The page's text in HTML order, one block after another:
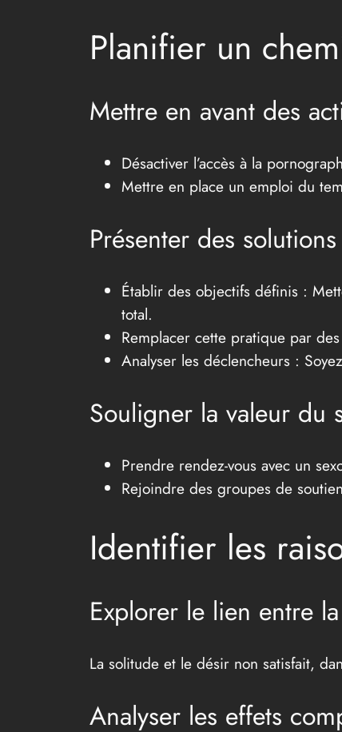
Planifier un
Mettre en avant des
Désactiver l’accès à la
Mettre en place un emploi du
Présenter des
Établir des objectifs définis :
total.
Remplacer cette pratique par
Analyser les déclencheurs :
Souligner la valeur du
Prendre rendez-vous avec un
Rejoindre des groupes de
Identifier les
Explorer le lien entre
La solitude et le désir non satisfait,
Analyser les effets